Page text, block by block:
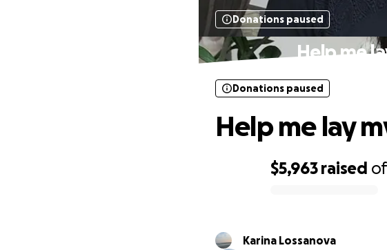
Donations paused
Help me
$5,963 raised of
Donations paused
Help me lay
Karina Lossanova